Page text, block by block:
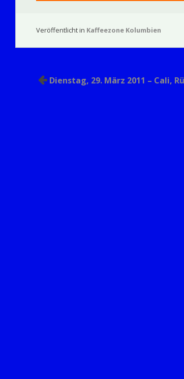
Veröffentlicht in Kaffeezone Kolumbien
Beitragsnavigation
Dienstag, 29. März 2011 – Cali,